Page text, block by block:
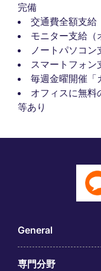
完備
交通費全額支
モニター支給（
ノートパソコン
スマートフォン
毎週金曜開催「
オフィスに無料
等あり
General
専門分野